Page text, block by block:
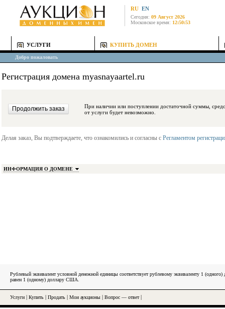
RU EN
Сегодня: 09 Август 2026
Московское время: 12:50:53
УСЛУГИ КУПИТЬ ДОМЕН
Добро пожаловать
Регистрация домена myasnayaartel.ru
При наличии или поступлении достаточной суммы, средства будут
от услуги будет невозможно.
Делая заказ, Вы подтверждаете, что ознакомились и согласны с Регламентом
ИНФОРМАЦИЯ О ДОМЕНЕ
Рублевый эквивалент условной денежной единицы соответствует рублевому эквиваленту 1
равен 1 (одному) доллару США.
Услуги Купить Продать Мои аукционы Вопрос — ответ|